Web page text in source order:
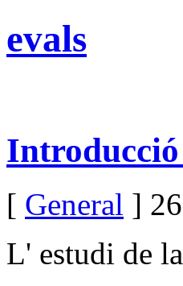
evals
[ General ]
L' estudi de